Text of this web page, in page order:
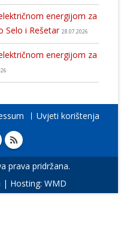
energijom za
Selo i Rešetar 28.07.2026
energijom za
Uvjeti korištenja
prava pridržana.
| Hosting: WMD